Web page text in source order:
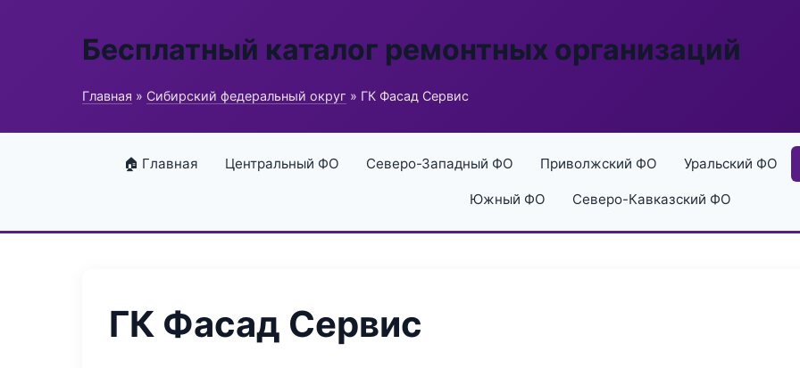
Бесплатный каталог ремонтных организаций
Главная » Сибирский федеральный округ » ГК Фасад Сервис
🏠 Главная Центральный ФО Северо-Западный ФО Приволжский ФО Уральский ФО
Южный ФО Северо-Кавказский ФО
ГК Фасад Сервис